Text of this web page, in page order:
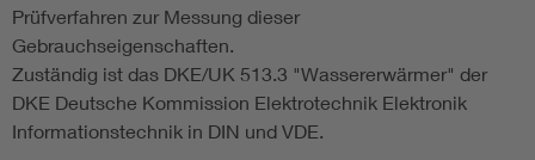
Elektrofachkraft (EFK)
Prüfverfahren zur Messung dieser
Gebrauchseigenschaften.
Zuständig ist das DKE/UK 513.3 "Wassererwärmer" der
DKE Deutsche Kommission Elektrotechnik Elektronik
Informationstechnik in DIN und VDE.